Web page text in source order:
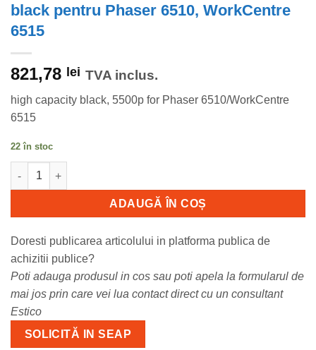
black pentru Phaser 6510, WorkCentre
6515
821,78 lei TVA inclus.
high capacity black, 5500p for Phaser 6510/WorkCentre
6515
22 în stoc
Cantitate 106R03488 Xerox toner capacitate mare black pentru
ADAUGĂ ÎN COȘ
Doresti publicarea articolului in platforma publica de
achizitii publice?
Poti adauga produsul in cos sau poti apela la formularul de
mai jos prin care vei lua contact direct cu un consultant
Estico
SOLICITĂ IN SEAP